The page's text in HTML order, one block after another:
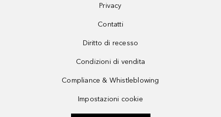
Privacy
Contatti
Diritto di recesso
Condizioni di vendita
Compliance & Whistleblowing
Impostazioni cookie